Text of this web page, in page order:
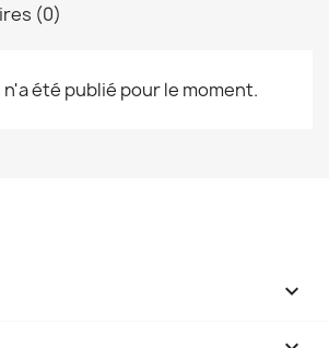
(0)
n'a été publié pour le moment.
